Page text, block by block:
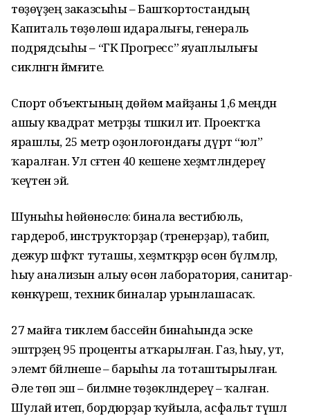
төҙөүҙең заказсыһы – Башҡортостандың
Капиталь төҙөлөш идаралығы, генераль
подрядсыһы – “ГК Прогресс” яуаплылығы
сикләнгән йәмғиәте.
Спорт объектының дөйөм майҙаны 1,6 меңдән
ашыу квадрат метрҙы тәшкил итә. Проектҡа
ярашлы, 25 метр оҙонлоғондағы дүрт “юл”
ҡаралған. Ул сәғәтенә 40 кешене хеҙмәтләндереү
ҡеүәтенә эйә.
Шуныһы һөйөнөслө: бинала вестибюль,
гардероб, инструкторҙар (тренерҙар), табип,
дежур шәфҡәт туташы, хеҙмәткәрҙәр өсөн бүлмәләр,
һыу анализын алыу өсөн лаборатория, санитар-
көнкүреш, техник биналар урынлашасаҡ.
27 майға тиклем бассейн бинаһында эске
эштәрҙең 95 проценты атҡарылған. Газ, һыу, ут,
элемтә бәйләнеше – барыһы ла тоташтырылған.
Әле төп эш – биләмәне төҙөкләндереү – ҡалған.
Шулай итеп, бордюрҙар ҡуйыла, асфальт түшәлә